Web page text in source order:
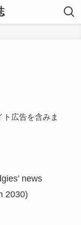
広告を含みま
news
2030)